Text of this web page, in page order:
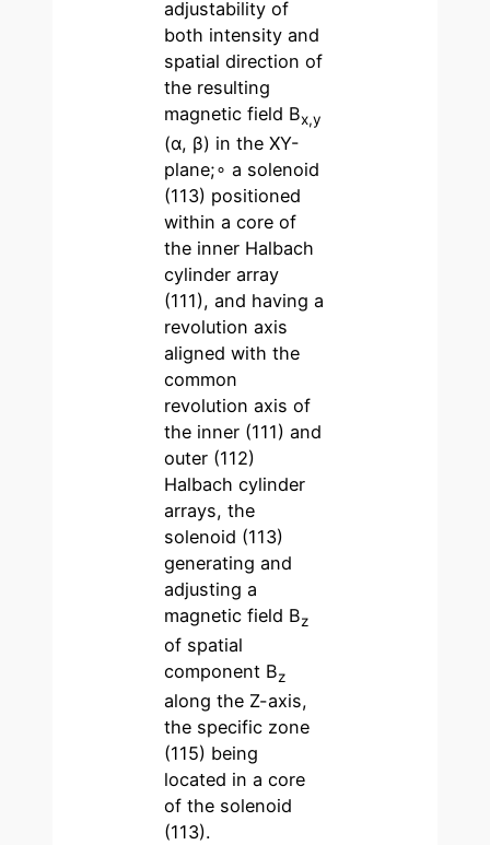
adjustability of
both intensity and
spatial direction of
the resulting
magnetic field Bx,y
(α, β) in the XY-
plane;∘ a solenoid
(113) positioned
within a core of
the inner Halbach
cylinder array
(111), and having a
revolution axis
aligned with the
common
revolution axis of
the inner (111) and
outer (112)
Halbach cylinder
arrays, the
solenoid (113)
generating and
adjusting a
magnetic field Bz
of spatial
component Bz
along the Z-axis,
the specific zone
(115) being
located in a core
of the solenoid
(113).